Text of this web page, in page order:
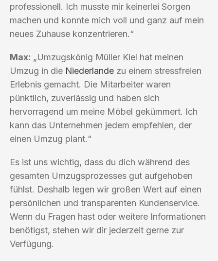
professionell. Ich musste mir keinerlei Sorgen
machen und konnte mich voll und ganz auf mein
neues Zuhause konzentrieren.“
Max: „Umzugskönig Müller Kiel hat meinen
Umzug in die Niederlande zu einem stressfreien
Erlebnis gemacht. Die Mitarbeiter waren
pünktlich, zuverlässig und haben sich
hervorragend um meine Möbel gekümmert. Ich
kann das Unternehmen jedem empfehlen, der
einen Umzug plant.“
Es ist uns wichtig, dass du dich während des
gesamten Umzugsprozesses gut aufgehoben
fühlst. Deshalb legen wir großen Wert auf einen
persönlichen und transparenten Kundenservice.
Wenn du Fragen hast oder weitere Informationen
benötigst, stehen wir dir jederzeit gerne zur
Verfügung.